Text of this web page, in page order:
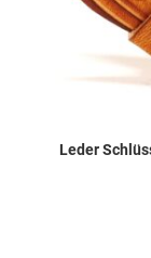
Leder